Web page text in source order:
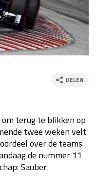
za 13:00 - 15:00
23 - 25 okt
30 okt - 01 nov
06 - 08 nov
za 19:00 - 20:00
zo 18:00 - 20:00
DELEN
terug te blikken op
twee weken velt
over de teams.
de nummer 11
Sauber.